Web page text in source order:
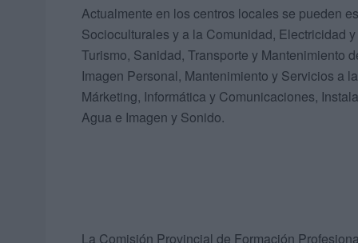
Actualmente en los centros locales se pueden
Socioculturales y a la Comunidad, Electricidad
Turismo, Sanidad, Transporte y Mantenimiento
Imagen Personal, Mantenimiento y Servicios a
Márketing, Informática y Comunicaciones,
Agua e Imagen y Sonido.
La Comisión Provincial de Formación